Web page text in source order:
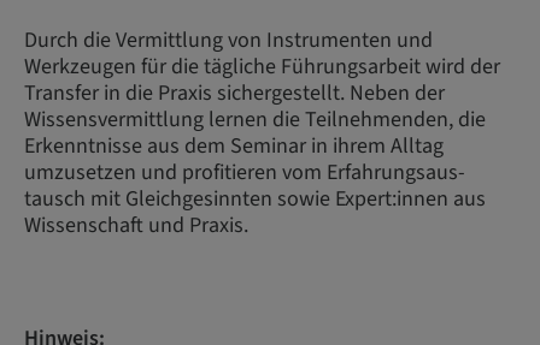
Durch die Vermittlung von Instrumenten und
Werkzeugen für die tägliche Führungsarbeit wird der
Transfer in die Praxis sichergestellt. Neben der
Wissensvermittlung lernen die Teilnehmenden, die
Erkenntnisse aus dem Seminar in ihrem Alltag
umzusetzen und profitieren vom Erfahrungsaus-
tausch mit Gleichgesinnten sowie Expert:innen aus
Wissenschaft und Praxis.
Hinweis: